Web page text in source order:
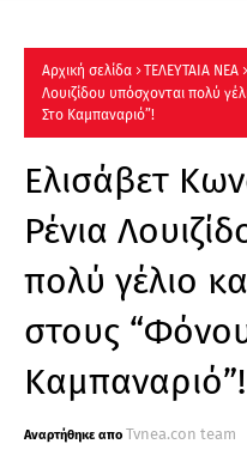
Αρχική σελίδα ΤΕΛΕΥΤΑΙΑ ΝΕΑ
Λουιζίδου υπόσχονται πολύ
Στο Καμπαναριό”!
Ελισάβετ
Ρένια
πολύ γέλιο
στους
Καμπαναριό”!
Tvnea.con team